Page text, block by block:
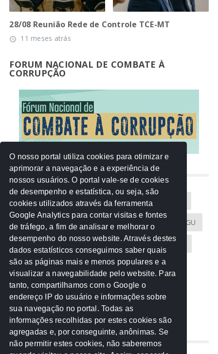
28/08 Reunião Rede de Controle TCE-MT
access_time 11 meses atrás
FORUM NACIONAL DE COMBATE À
CORRUPÇÃO
NUVEM DE TAGS
Acontece na Rede AGU AMM
Atricon Audicom CAU-MT CGU
CREA-MT Eventos MPC-MT MPE-MT
MPF Notícias PF PGE-MT PGR
Receita Federal Sem categoria
TCE-MT TCU TRE
REDE NOS ESTADOS
O nosso portal utiliza cookies para otimizar e
aprimorar a navegação e a experiência de
nossos usuários. O portal vale-se de cookies
de desempenho e estatística, ou seja, são
cookies utilizados através da ferramenta
Google Analytics para contar visitas e fontes
de tráfego, a fim de analisar e melhorar o
desempenho do nosso website. Através destes
dados estatísticos conseguimos saber quais
são as páginas mais e menos populares e a
visualizar a navegabilidade pelo website. Para
tanto, compartilhamos com o Google o
endereço IP do usuário e informações sobre
sua navegação no portal. Todas as
informações recolhidas por estes cookies são
agregadas e, por conseguinte, anônimas. Se
não permitir estes cookies, não saberemos